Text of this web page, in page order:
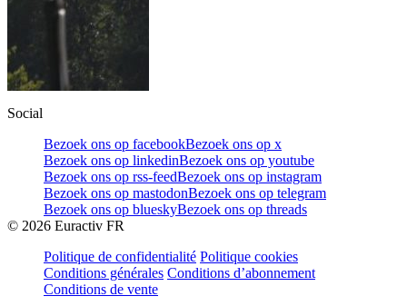
Social
Bezoek ons op facebookBezoek ons op x
Bezoek ons op linkedinBezoek ons op youtube
Bezoek ons op rss-feedBezoek ons op instagram
Bezoek ons op mastodonBezoek ons op telegram
Bezoek ons op blueskyBezoek ons op threads
© 2026 Euractiv FR
Politique de confidentialité Politique cookies
Conditions générales Conditions d’abonnement
Conditions de vente